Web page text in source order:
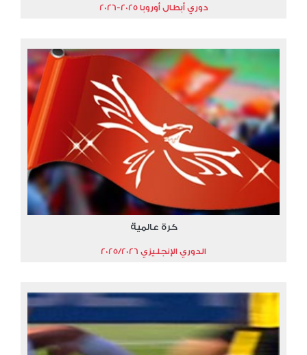
دوري أبطال أوروبا 2025-2026
كرة عالمية
الدوري الإنجليزي 2025/2026